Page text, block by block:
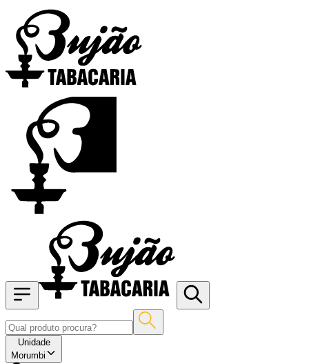
Unidade
Morumbi